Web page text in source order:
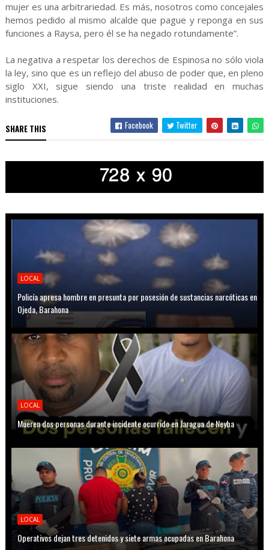
mujer es una arbitrariedad. Es más, nosotros como concejales
hemos pedido al mismo alcalde que pague y reponga en sus
funciones a Raysa, pero él se ha negado rotundamente”.
La negativa a respetar los derechos de Espinosa no sólo viola
la ley, sino que es un reflejo del abuso de poder que, en pleno
siglo XXI, sigue siendo una triste realidad en muchas
instituciones.
SHARE THIS Facebook Twitter
LOCAL
Policía apresa hombre en presunta por posesión de sustancias narcóticas en
Ojeda, Barahona
LOCAL
Mueren dos personas durante incidente ocurrido en Jaragua de Neyba
LOCAL
Operativos dejan tres detenidos y siete armas ocupadas en Barahona